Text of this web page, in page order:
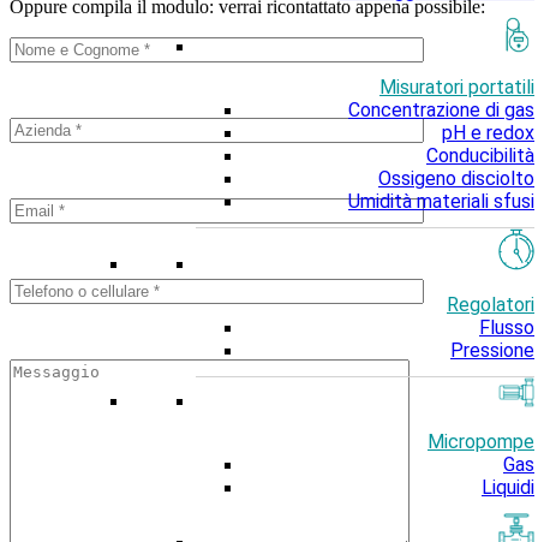
Misuratori portatili
Concentrazione di gas
pH e redox
Conducibilità
Ossigeno disciolto
Umidità materiali sfusi
Regolatori
Flusso
Pressione
Micropompe
Gas
Liquidi
Oppure compila il modulo: verrai ricontattato appena possibile: